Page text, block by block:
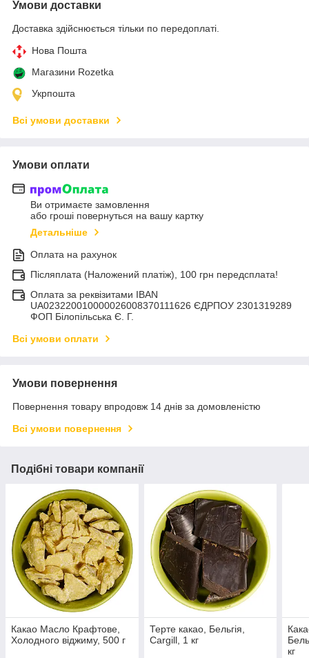
Умови доставки
Доставка здійснюється тільки по передоплаті.
Нова Пошта
Магазини Rozetka
Укрпошта
Всі умови доставки
Умови оплати
Ви отримаєте замовлення
або гроші повернуться на вашу картку
Детальніше
Оплата на рахунок
Післяплата (Наложений платіж), 100 грн передсплата!
Оплата за реквізитами IBAN
UA023220010000026008370111626 ЄДРПОУ 2301319289
ФОП Білопільська Є. Г.
Всі умови оплати
Умови повернення
Повернення товару впродовж 14 днів за домовленістю
Всі умови повернення
Подібні товари компанії
Какао Масло Крафтове,
Холодного віджиму, 500 г
Терте какао, Бельгія,
Cargill, 1 кг
кг